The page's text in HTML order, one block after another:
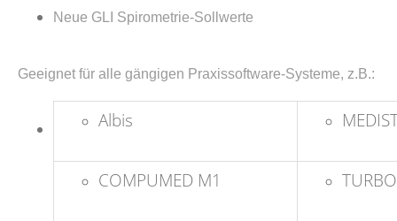
Neue GLI Spirometrie-Sollwerte
Geeignet für alle gängigen Praxissoftware-Systeme, z.B.:
Albis
COMPUMED M1